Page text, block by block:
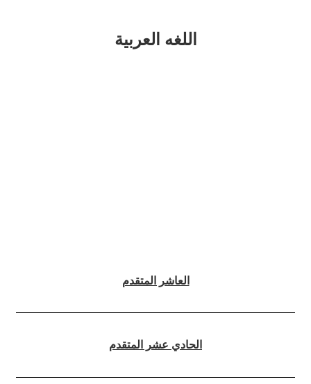
اللغه العربية
العاشر المتقدم
الحادي عشر المتقدم